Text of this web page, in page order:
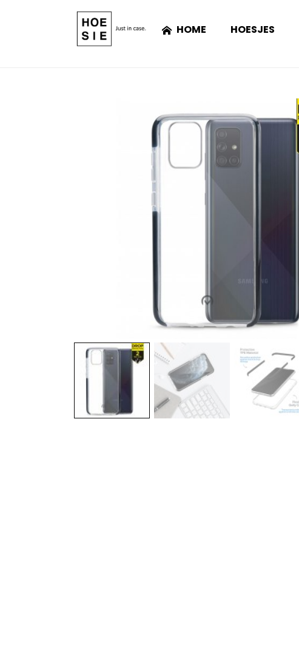
HOME HOESJES